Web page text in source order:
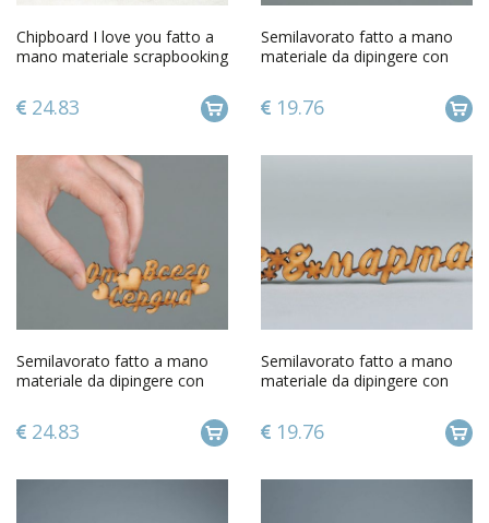
Chipboard I love you fatto a
mano materiale scrapbooking
24.83
Semilavorato fatto a mano
materiale da dipingere con
19.76
Semilavorato fatto a mano
materiale da dipingere con
24.83
Semilavorato fatto a mano
materiale da dipingere con
19.76